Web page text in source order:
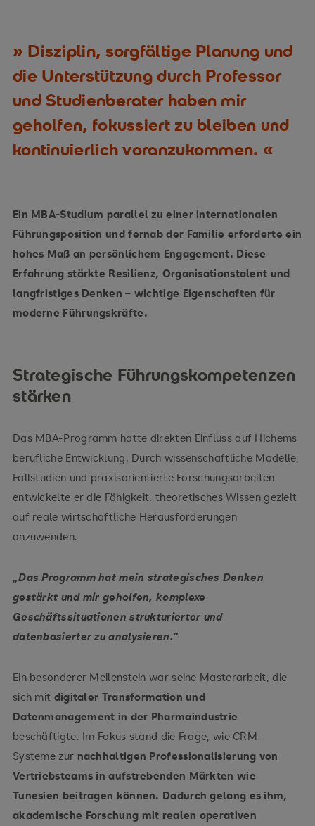
Disziplin, sorgfältige Planung und
die Unterstützung durch Professor
und Studienberater haben mir
geholfen, fokussiert zu bleiben und
kontinuierlich voranzukommen.
Ein MBA-Studium parallel zu einer internationalen
Führungsposition und fernab der Familie erforderte ein
hohes Maß an persönlichem Engagement. Diese
Erfahrung stärkte Resilienz, Organisationstalent und
langfristiges Denken – wichtige Eigenschaften für
moderne Führungskräfte.
Strategische Führungskompetenzen
stärken
Das MBA-Programm hatte direkten Einfluss auf Hichems
berufliche Entwicklung. Durch wissenschaftliche Modelle,
Fallstudien und praxisorientierte Forschungsarbeiten
entwickelte er die Fähigkeit, theoretisches Wissen gezielt
auf reale wirtschaftliche Herausforderungen
anzuwenden.
„Das Programm hat mein strategisches Denken
gestärkt und mir geholfen, komplexe
Geschäftssituationen strukturierter und
datenbasierter zu analysieren.“
Ein besonderer Meilenstein war seine Masterarbeit, die
sich mit digitaler Transformation und
Datenmanagement in der Pharmaindustrie
beschäftigte. Im Fokus stand die Frage, wie CRM-
Systeme zur nachhaltigen Professionalisierung von
Vertriebsteams in aufstrebenden Märkten wie
Tunesien beitragen können. Dadurch gelang es ihm,
akademische Forschung mit realen operativen